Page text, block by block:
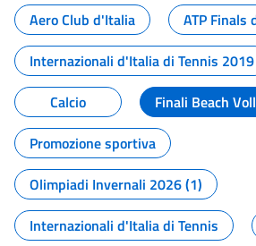
Aero Club d'Italia
ATP Finals
Internazionali d'Italia di Tennis 2019
Calcio
Finali Beach
Promozione sportiva
Olimpiadi Invernali 2026 (1)
Internazionali d'Italia di Tennis